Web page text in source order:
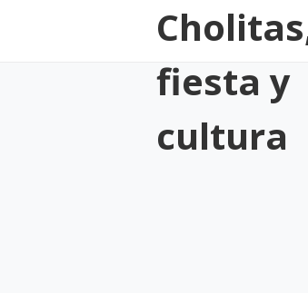
fiesta y
cultura